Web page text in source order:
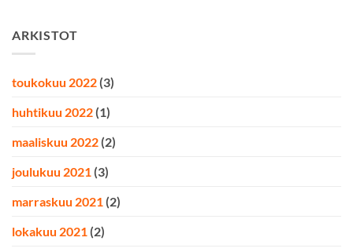
ARKISTOT
toukokuu 2022 (3)
huhtikuu 2022 (1)
maaliskuu 2022 (2)
joulukuu 2021 (3)
marraskuu 2021 (2)
lokakuu 2021 (2)